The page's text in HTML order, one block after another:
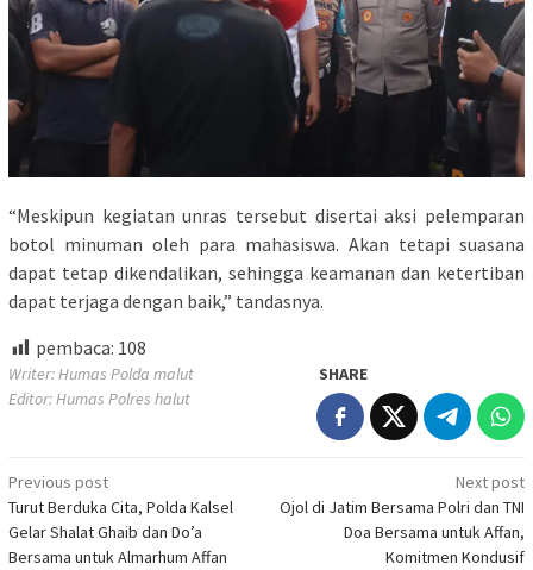
“Meskipun kegiatan unras tersebut disertai aksi pelemparan
botol minuman oleh para mahasiswa. Akan tetapi suasana
dapat tetap dikendalikan, sehingga keamanan dan ketertiban
dapat terjaga dengan baik,” tandasnya.
pembaca: 108
Writer: Humas Polda malut
Editor: Humas Polres halut
SHARE
Post
navigation
Previous post
Turut Berduka Cita, Polda Kalsel
Gelar Shalat Ghaib dan Do’a
Bersama untuk Almarhum Affan
Next post
Ojol di Jatim Bersama Polri dan TNI
Doa Bersama untuk Affan,
Komitmen Kondusif